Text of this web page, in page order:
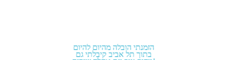
הזמנתי הובלה מהיום להיום
בתוך תל אביב קיבלתי גם